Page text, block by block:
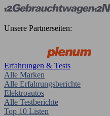
Unsere Partnerseiten:
Erfahrungen & Tests
Alle Marken
Alle Erfahrungsberichte
Elektroautos
Alle Testberichte
Top 10 Listen